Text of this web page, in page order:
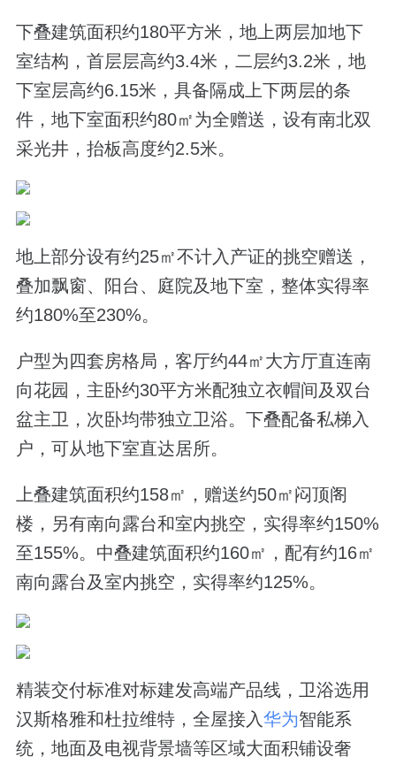
下叠建筑面积约180平方米，地上两层加地下
室结构，首层层高约3.4米，二层约3.2米，地
下室层高约6.15米，具备隔成上下两层的条
件，地下室面积约80㎡为全赠送，设有南北双
采光井，抬板高度约2.5米。
地上部分设有约25㎡不计入产证的挑空赠送，
叠加飘窗、阳台、庭院及地下室，整体实得率
约180%至230%。
户型为四套房格局，客厅约44㎡大方厅直连南
向花园，主卧约30平方米配独立衣帽间及双台
盆主卫，次卧均带独立卫浴。下叠配备私梯入
户，可从地下室直达居所。
上叠建筑面积约158㎡，赠送约50㎡闷顶阁
楼，另有南向露台和室内挑空，实得率约150%
至155%。中叠建筑面积约160㎡，配有约16㎡
南向露台及室内挑空，实得率约125%。
精装交付标准对标建发高端产品线，卫浴选用
汉斯格雅和杜拉维特，全屋接入华为智能系
统，地面及电视背景墙等区域大面积铺设奢